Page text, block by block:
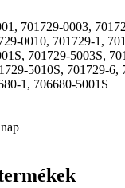
701729-0003,
0010, 701729-1,
701729-5003S,
5010S, 701729-6,
1, 706680-5001S